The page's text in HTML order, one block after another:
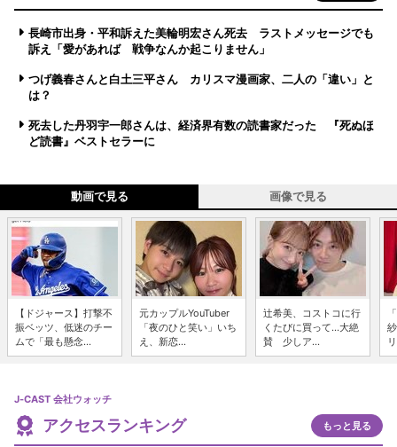
長崎市出身・平和訴えた美輪明宏さん死去 ラストメッセージでも
訴え「愛があれば 戦争なんか起こりません」
つげ義春さんと白土三平さん カリスマ漫画家、二人の「違い」と
は？
死去した丹羽宇一郎さんは、経済界有数の読書家だった 『死ぬほ
ど読書』ベストセラーに
動画で見る 画像で見る
【ドジャース】打撃不
振ベッツ、低迷のチー
ムで「最も懸念...
元カップルYouTuber
「夜のひと笑い」いち
え、新恋...
辻希美、コストコに行
くたびに買って...大絶
賛 少しア...
J-CAST 会社ウォッチ
アクセスランキング もっと見る